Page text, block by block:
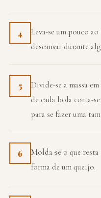
4
Leva-se um pouco ao
descansar durante
5
Divide-se a massa
de cada bola corta-
para se fazer uma
6
Molda-se o que
forma de um queijo.